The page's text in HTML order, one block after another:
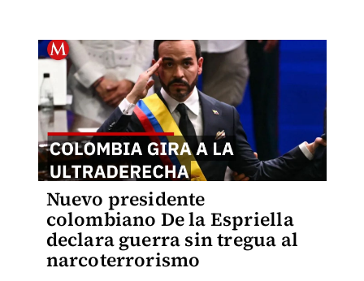
Nuevo presidente
colombiano De la Espriella
declara guerra sin tregua al
narcoterrorismo